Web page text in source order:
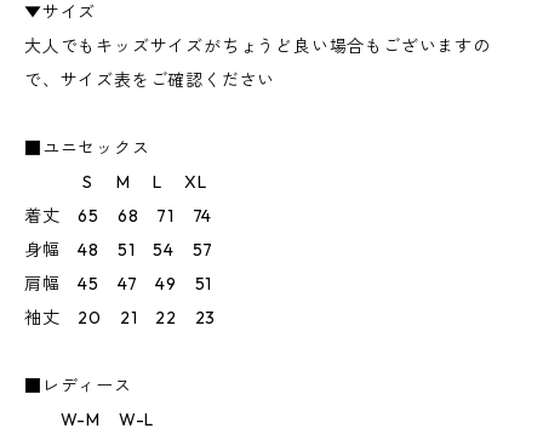
▼サイズ
大人でもキッズサイズがちょうど良い場合もございますの
で、サイズ表をご確認ください
■ユニセックス
S M L XL
着丈 65 68 71 74
身幅 48 51 54 57
肩幅 45 47 49 51
袖丈 20 21 22 23
■レディース
W-M W-L